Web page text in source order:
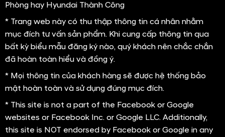
Phòng hay Hyundai Thành Công
* Trang web này có thu thập thông tin cá nhân nhằm
mục đích tư vấn sản phẩm. Khi cung cấp thông tin qua
bất kỳ biểu mẫu đăng ký nào, quý khách nên chắc chắn
đã hoàn toàn hiểu và đồng ý.
* Mọi thông tin của khách hàng sẽ được hệ thống bảo
mật hoàn toàn và sử dụng đúng mục đích.
* This site is not a part of the Facebook or Google
websites or Facebook Inc. or Google LLC. Additionally,
this site is NOT endorsed by Facebook or Google in any